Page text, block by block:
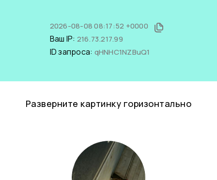
2026-08-08 08:17:52 +0000
Ваш IP: 216.73.217.99
ID запроса: qHNHC1NZBuQ1
Разверните картинку горизонтально